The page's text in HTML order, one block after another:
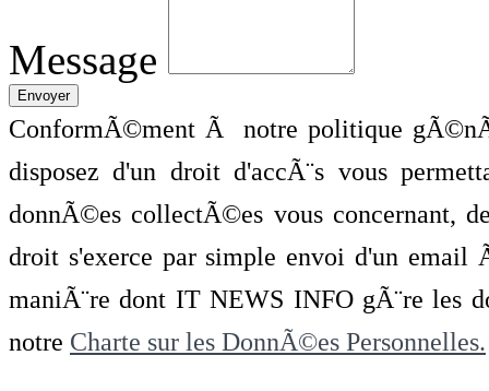
Message
ConformÃ©ment Ã notre politique
disposez d'un droit d'accÃ¨s vous
donnÃ©es collectÃ©es vous concernant,
droit s'exerce par simple envoi d'un
maniÃ¨re dont IT NEWS INFO gÃ¨re les
notre Charte sur les DonnÃ©es Personnelles.